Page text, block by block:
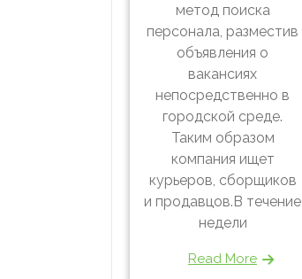
метод поиска
персонала, разместив
объявления о
вакансиях
непосредственно в
городской среде.
Таким образом
компания ищет
курьеров, сборщиков
и продавцов.В течение
недели
Read More